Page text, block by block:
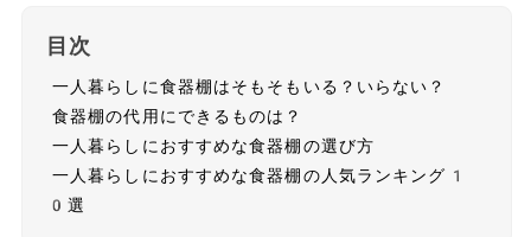
目次
一人暮らしに食器棚はそもそもいる？いらない？
食器棚の代用にできるものは？
一人暮らしにおすすめな食器棚の選び方
一人暮らしにおすすめな食器棚の人気ランキング1
0選